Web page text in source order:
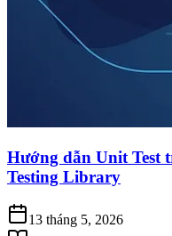
Hướng dẫn Unit Test
Testing Library
13 tháng 5, 2026